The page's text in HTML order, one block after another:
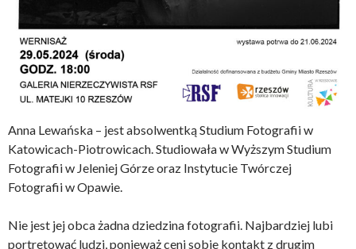
Anna Lewańska – jest absolwentką Studium Fotografii w
Katowicach-Piotrowicach. Studiowała w Wyższym Studium
Fotografii w Jeleniej Górze oraz Instytucie Twórczej
Fotografii w Opawie.
Nie jest jej obca żadna dziedzina fotografii. Najbardziej lubi
portretować ludzi, ponieważ ceni sobie kontakt z drugim